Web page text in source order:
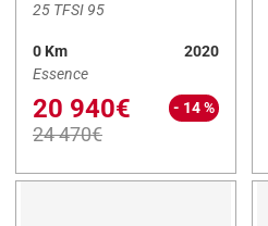
TRANSIT COURIER
Twingo III
X-Trail
X1 (1)
25 TFSI 95
0 Km
2020
Essence
20 940€
24 470€
- 14 %